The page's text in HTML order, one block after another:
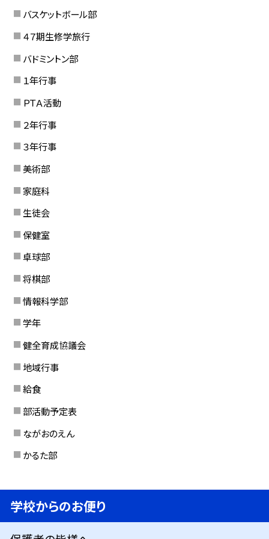
バスケットボール部
４７期生修学旅行
バドミントン部
１年行事
ＰＴＡ活動
２年行事
３年行事
美術部
家庭科
生徒会
保健室
卓球部
将棋部
情報科学部
学年
健全育成協議会
地域行事
給食
部活動予定表
ながおのえん
かるた部
学校からのお便り